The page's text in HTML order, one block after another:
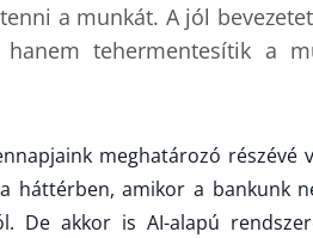
a munkát. A jól
tehermentesítik a
meghatározó részévé
amikor a bankunk
De akkor is AI-alapú